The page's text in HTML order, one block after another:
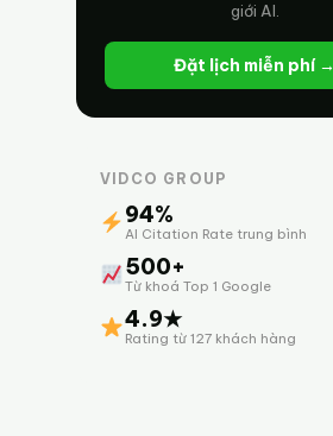
giới AI.
Đặt lịch miễn phí →
VIDCO GROUP
94%
AI Citation Rate trung bình
500+
Từ khoá Top 1 Google
4.9★
Rating từ 127 khách hàng